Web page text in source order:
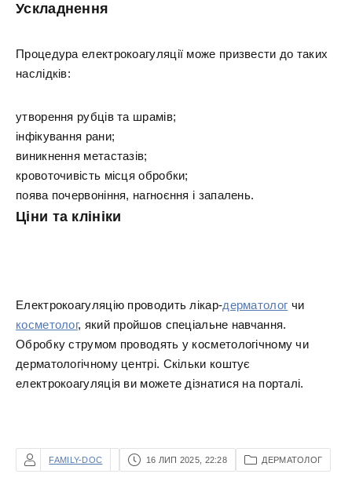
Ускладнення
Процедура електрокоагуляції може призвести до таких
наслідків:
утворення рубців та шрамів;
інфікування рани;
виникнення метастазів;
кровоточивість місця обробки;
поява почервоніння, нагноєння і запалень.
Ціни та клініки
Електрокоагуляцію проводить лікар-дерматолог чи
косметолог, який пройшов спеціальне навчання.
Обробку струмом проводять у косметологічному чи
дерматологічному центрі. Скільки коштує
електрокоагуляція ви можете дізнатися на порталі.
FAMILY-DOC 16 ЛИП 2025, 22:28 ДЕРМАТОЛОГ